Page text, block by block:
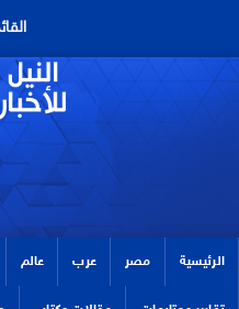
الرئيسية مصر عرب عالم